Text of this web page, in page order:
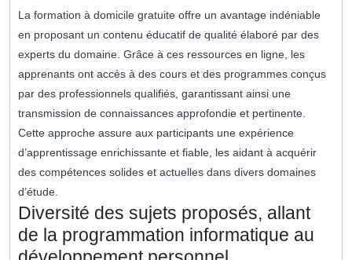
La formation à domicile gratuite offre un avantage indéniable
en proposant un contenu éducatif de qualité élaboré par des
experts du domaine. Grâce à ces ressources en ligne, les
apprenants ont accès à des cours et des programmes conçus
par des professionnels qualifiés, garantissant ainsi une
transmission de connaissances approfondie et pertinente.
Cette approche assure aux participants une expérience
d’apprentissage enrichissante et fiable, les aidant à acquérir
des compétences solides et actuelles dans divers domaines
d’étude.
Diversité des sujets proposés, allant
de la programmation informatique au